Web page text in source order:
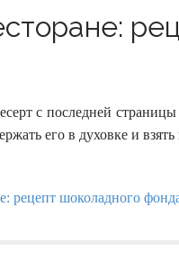
с последней
его в духовке и